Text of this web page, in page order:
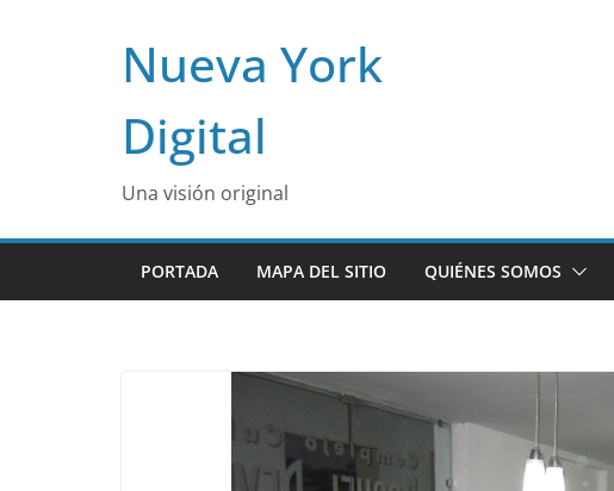
Nueva York
Digital
Una visión original
PORTADA MAPA DEL SITIO QUIÉNES SOMOS